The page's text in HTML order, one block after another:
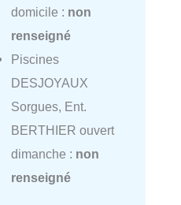
domicile : non
renseigné
Piscines
DESJOYAUX
Sorgues, Ent.
BERTHIER ouvert
dimanche : non
renseigné